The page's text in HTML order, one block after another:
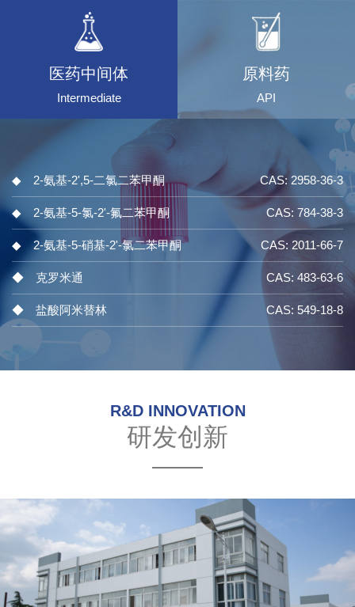
医药中间体
Intermediate
原料药
API
◆ 2-氨基-2',5-二氯二苯甲酮 CAS: 2958-36-3
◆ 2-氨基-5-氯-2'-氟二苯甲酮 CAS: 784-38-3
◆ 2-氨基-5-硝基-2'-氯二苯甲酮 CAS: 2011-66-7
◆ 克罗米通 CAS: 483-63-6
◆ 盐酸阿米替林 CAS: 549-18-8
R&D INNOVATION
研发创新